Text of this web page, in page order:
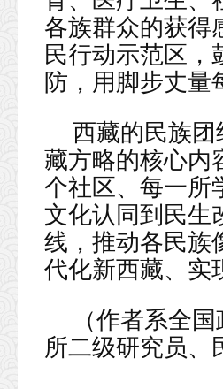
各族群众的获得
民行动示范区，
防，用脚步丈量
西藏的民族
藏方略的核心内
个社区、每一所
文化认同到民生
线，推动各民族
代化新西藏、实
（作者系全
所二级研究员、